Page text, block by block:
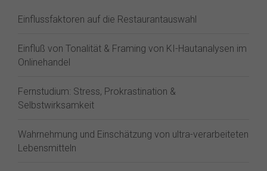
Einflussfaktoren auf die Restaurantauswahl
Einfluß von Tonalität & Framing von KI-Hautanalysen im
Onlinehandel
Fernstudium: Stress, Prokrastination &
Selbstwirksamkeit
Wahrnehmung und Einschätzung von ultra-verarbeiteten
Lebensmitteln